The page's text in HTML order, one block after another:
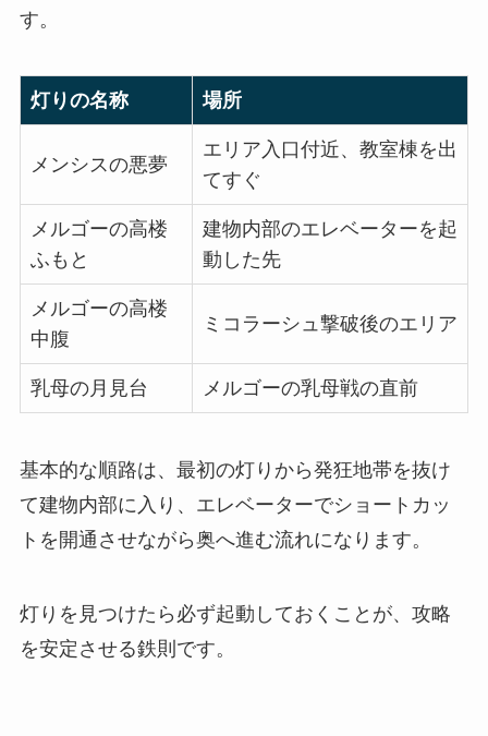
す。
灯りの名称 場所
メンシスの悪夢
エリア入口付近、教室棟を出
てすぐ
メルゴーの高楼
ふもと
建物内部のエレベーターを起
動した先
メルゴーの高楼
中腹
ミコラーシュ撃破後のエリア
乳母の月見台 メルゴーの乳母戦の直前
基本的な順路は、最初の灯りから発狂地帯を抜け
て建物内部に入り、エレベーターでショートカッ
トを開通させながら奥へ進む流れになります。
灯りを見つけたら必ず起動しておくことが、攻略
を安定させる鉄則です。